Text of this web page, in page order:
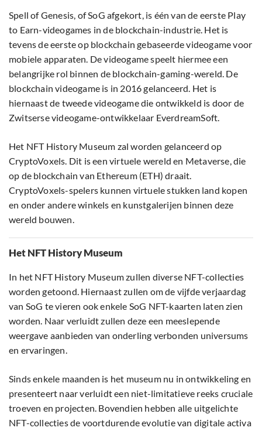
Spell of Genesis, of SoG afgekort, is één van de eerste Play
to Earn-videogames in de blockchain-industrie. Het is
tevens de eerste op blockchain gebaseerde videogame voor
mobiele apparaten. De videogame speelt hiermee een
belangrijke rol binnen de blockchain-gaming-wereld. De
blockchain videogame is in 2016 gelanceerd. Het is
hiernaast de tweede videogame die ontwikkeld is door de
Zwitserse videogame-ontwikkelaar EverdreamSoft.
Het NFT History Museum zal worden gelanceerd op
CryptoVoxels. Dit is een virtuele wereld en Metaverse, die
op de blockchain van Ethereum (ETH) draait.
CryptoVoxels-spelers kunnen virtuele stukken land kopen
en onder andere winkels en kunstgalerijen binnen deze
wereld bouwen.
Het NFT History Museum
In het NFT History Museum zullen diverse NFT-collecties
worden getoond. Hiernaast zullen om de vijfde verjaardag
van SoG te vieren ook enkele SoG NFT-kaarten laten zien
worden. Naar verluidt zullen deze een meeslepende
weergave aanbieden van onderling verbonden universums
en ervaringen.
Sinds enkele maanden is het museum nu in ontwikkeling en
presenteert naar verluidt een niet-limitatieve reeks cruciale
troeven en projecten. Bovendien hebben alle uitgelichte
NFT-collecties de voortdurende evolutie van digitale activa